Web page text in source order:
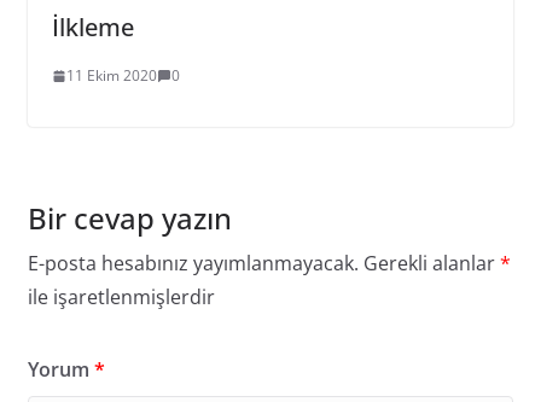
İlkleme
11 Ekim 2020 0
Bir cevap yazın
E-posta hesabınız yayımlanmayacak. Gerekli alanlar*
ile işaretlenmişlerdir
Yorum *